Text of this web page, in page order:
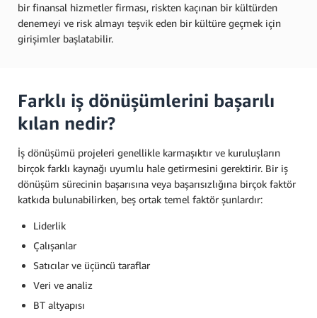
bir finansal hizmetler firması, riskten kaçınan bir kültürden
denemeyi ve risk almayı teşvik eden bir kültüre geçmek için
girişimler başlatabilir.
Farklı iş dönüşümlerini başarılı
kılan nedir?
İş dönüşümü projeleri genellikle karmaşıktır ve kuruluşların
birçok farklı kaynağı uyumlu hale getirmesini gerektirir. Bir iş
dönüşüm sürecinin başarısına veya başarısızlığına birçok faktör
katkıda bulunabilirken, beş ortak temel faktör şunlardır:
Liderlik
Çalışanlar
Satıcılar ve üçüncü taraflar
Veri ve analiz
BT altyapısı